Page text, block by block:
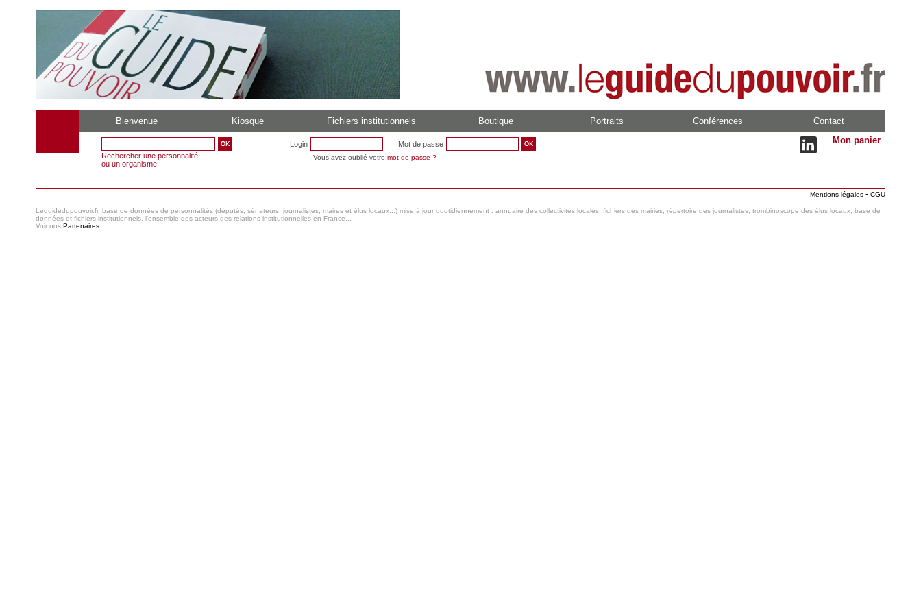
Bienvenue Kiosque Fichiers institutionnels Boutique Portraits Conférences Contact
Rechercher une personnalité
ou un organisme
Login Mot de passe
Vous avez oublié votre mot de passe ?
Mon panier
Mentions légales - CGU
Leguidedupouvoir.fr, base de données de personnalités (députés, sénateurs, journalistes, maires et élus locaux...) mise à jour quotidiennement : annuaire des collectivités locales, fichiers des mairies, répertoire des journalistes, trombinoscope des élus locaux, base de
données et fichiers institutionnels, l'ensemble des acteurs des relations institutionnelles en France...
Voir nos Partenaires